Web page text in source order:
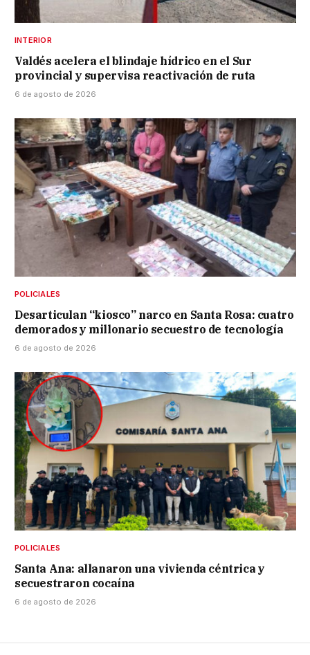
INTERIOR
Valdés acelera el blindaje hídrico en el Sur
provincial y supervisa reactivación de ruta
6 de agosto de 2026
POLICIALES
Desarticulan “kiosco” narco en Santa Rosa: cuatro
demorados y millonario secuestro de tecnología
6 de agosto de 2026
POLICIALES
Santa Ana: allanaron una vivienda céntrica y
secuestraron cocaína
6 de agosto de 2026